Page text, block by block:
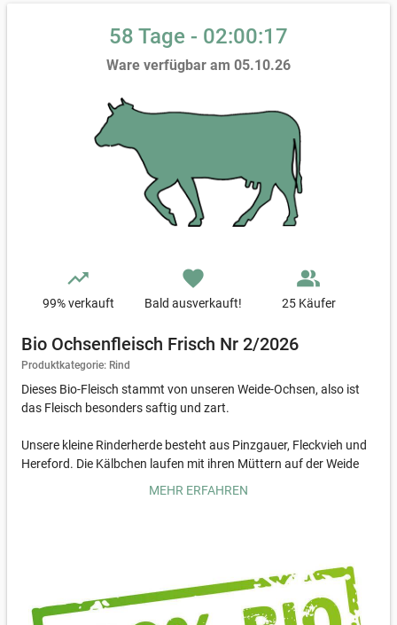
58 Tage - 02:00:15
Ware verfügbar am 05.10.26
trending_up
99% verkauft
favorite
Bald ausverkauft!
people_alt
25 Käufer
Bio Ochsenfleisch Frisch Nr 2/2026
Produktkategorie: Rind
Dieses Bio-Fleisch stammt von unseren Weide-Ochsen, also ist
das Fleisch besonders saftig und zart.
Unsere kleine Rinderherde besteht aus Pinzgauer, Fleckvieh und
Hereford. Die Kälbchen laufen mit ihren Müttern auf der Weide
Fleisch eine besonders feine Qualität hat! Die Ochsen werden mit
8 Monaten kastriert und 2 Jahre lang gemästet. Sie wachsen
langsamer und besitzen eine bessere Fleischqualität. Das Fleisch
MEHR ERFAHREN